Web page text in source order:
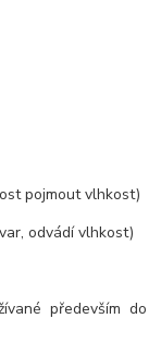
pojmout vlhkost)
odvádí vlhkost)
především do